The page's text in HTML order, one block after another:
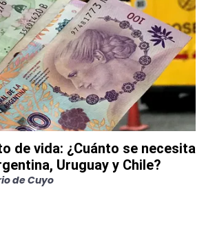
de vida: ¿Cuánto se necesita
Uruguay y Chile?
de Cuyo